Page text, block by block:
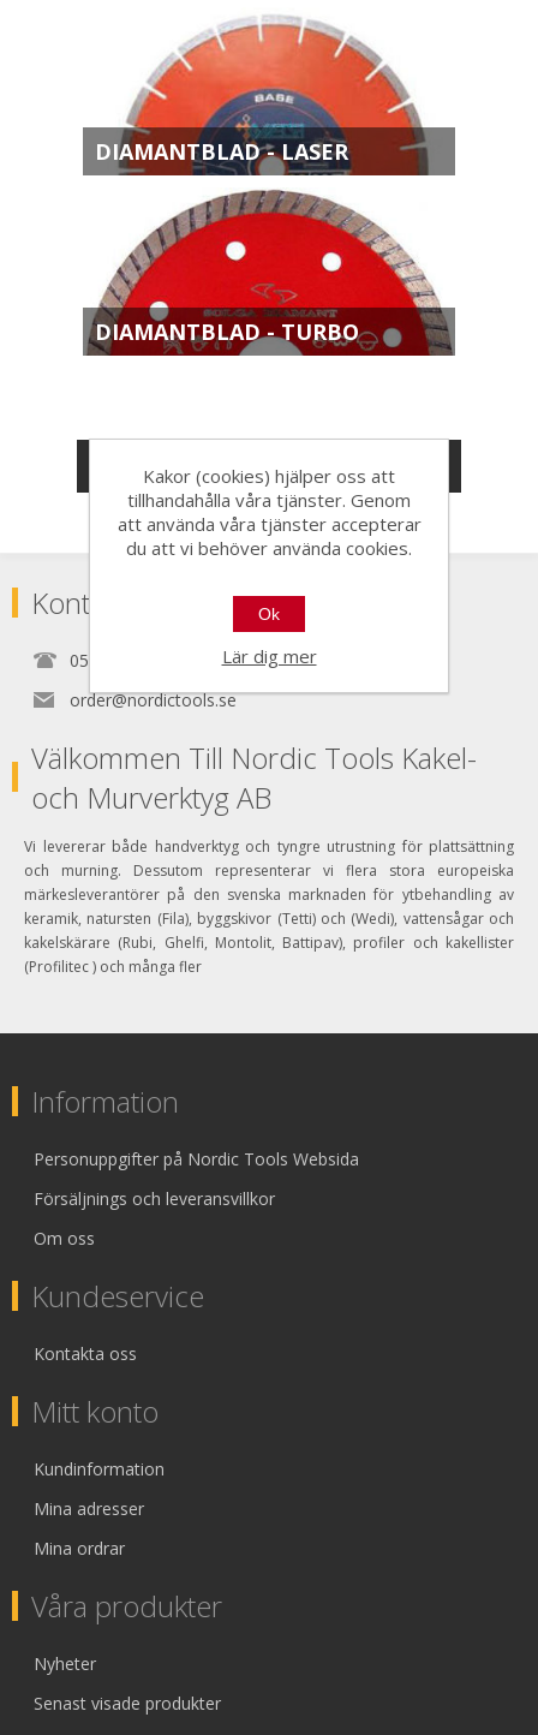
DIAMANTBLAD - LASER
DIAMANTBLAD - TURBO
KATEGORIER
Kontakta
0525150890
order@nordictools.se
Välkommen Till Nordic Tools Kakel-
och Murverktyg AB
Vi levererar både handverktyg och tyngre utrustning för plattsättning
och murning. Dessutom representerar vi flera stora europeiska
märkesleverantörer på den svenska marknaden för ytbehandling av
keramik, natursten (Fila), byggskivor (Tetti) och (Wedi), vattensågar och
kakelskärare (Rubi, Ghelfi, Montolit, Battipav), profiler och kakellister
(Profilitec ) och många fler
Information
Personuppgifter på Nordic Tools Websida
Försäljnings och leveransvillkor
Om oss
Kundeservice
Kontakta oss
Mitt konto
Kundinformation
Mina adresser
Mina ordrar
Våra produkter
Nyheter
Senast visade produkter
Kakor (cookies) hjälper oss att
tillhandahålla våra tjänster. Genom
att använda våra tjänster accepterar
du att vi behöver använda cookies.
Ok
Lär dig mer